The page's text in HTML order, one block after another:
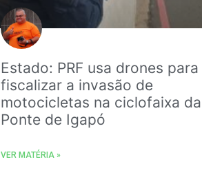
Estado: PRF usa drones para
fiscalizar a invasão de
motocicletas na ciclofaixa da
Ponte de Igapó
VER MATÉRIA »